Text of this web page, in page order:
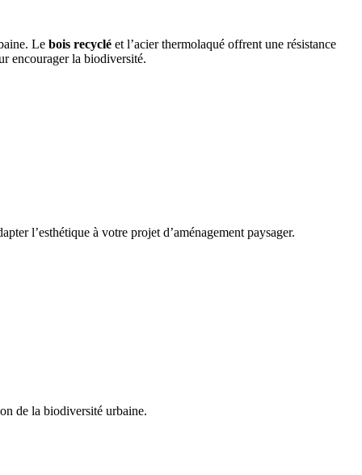
Le bois recyclé et l’acier thermolaqué offrent une résistance
encourager la biodiversité.
l’esthétique à votre projet d’aménagement paysager.
de la biodiversité urbaine.